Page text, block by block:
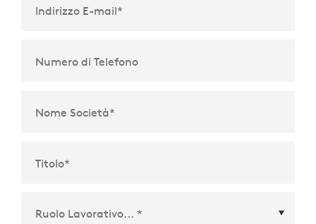
Indirizzo E-mail*
Numero di Telefono
Nome Società*
Titolo*